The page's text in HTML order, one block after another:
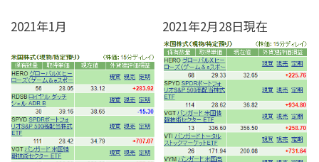
2021年1月
2021年2月28日現在